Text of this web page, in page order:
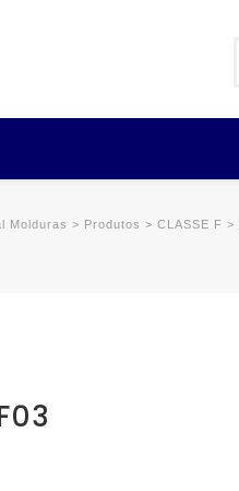
Molduras > Produtos > CLASSE F >